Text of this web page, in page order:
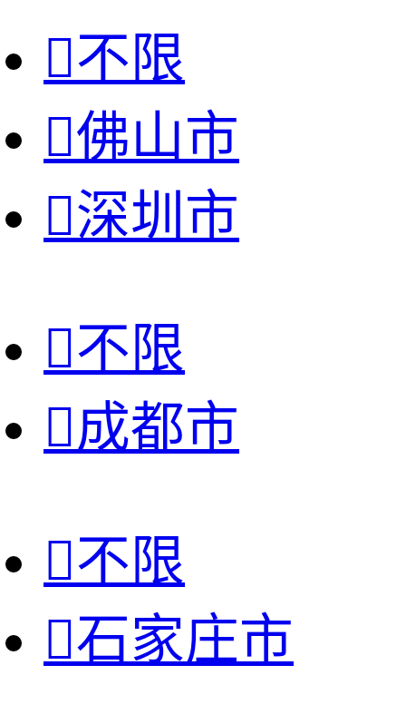
不限
佛山市
深圳市
不限
成都市
不限
石家庄市